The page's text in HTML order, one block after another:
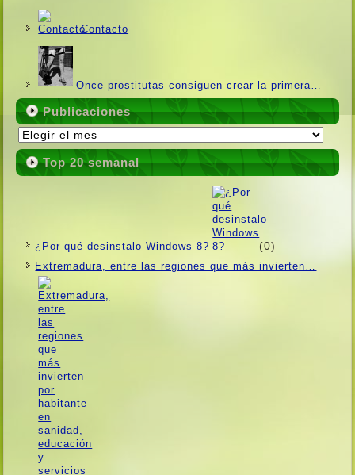
Contacto
Once prostitutas consiguen crear la primera…
Publicaciones
Publicaciones
Top 20 semanal
¿Por qué desinstalo Windows 8? (0)
Extremadura, entre las regiones que más invierten…